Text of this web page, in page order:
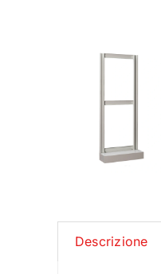
Descrizione